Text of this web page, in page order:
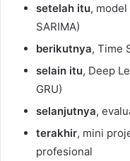
setelah itu,
SARIMA)
berikutnya, Time
selain itu, Deep
GRU)
selanjutnya,
terakhir, mini
profesional